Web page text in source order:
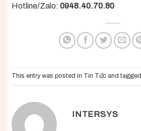
Hotline/Zalo: 0948.40.70.80
This entry was posted in Tin Tức and tagged
INTERSYS